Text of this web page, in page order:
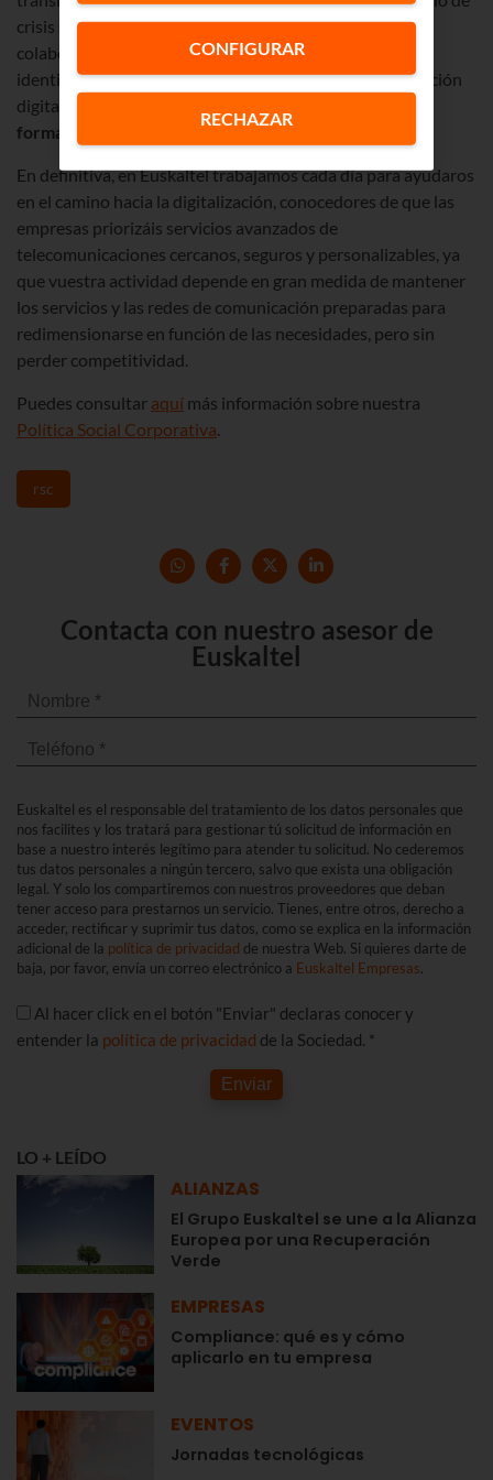
crisis sanitaria en el que la conectividad y el trabajo
colaborativo son esenciales. También colaboraremos en
identificar aquellos temas de interés para la transformación
digital de las empresas participaremos en
formación y encuentrospara los asociados.
En definitiva, en Euskaltel trabajamos cada día para ayudaros
en el camino hacia la digitalización, conocedores de que las
empresas priorizáis servicios avanzados de
telecomunicaciones cercanos, seguros y personalizables, ya
que vuestra actividad depende en gran medida de mantener
los servicios y las redes de comunicación preparadas para
redimensionarse en función de las necesidades, pero sin
perder competitividad.
Puedes consultar aquí más información sobre nuestra
Política Social Corporativa.
rsc
Contacta con nuestro asesor de
Euskaltel
Euskaltel es el responsable del tratamiento de los datos personales que
nos facilites y los tratará para gestionar tú solicitud de información en
base a nuestro interés legítimo para atender tu solicitud. No cederemos
tus datos personales a ningún tercero, salvo que exista una obligación
legal. Y solo los compartiremos con nuestros proveedores que deban
tener acceso para prestarnos un servicio. Tienes, entre otros, derecho a
acceder, rectificar y suprimir tus datos, como se explica en la información
adicional de la política de privacidad de nuestra Web. Si quieres darte de
baja, por favor, envía un correo electrónico a Euskaltel Empresas.
Al hacer click en el botón "Enviar" declaras conocer y
entender la política de privacidad de la Sociedad. *
Enviar
LO + LEÍDO
ALIANZAS
El Grupo Euskaltel se une a la Alianza
Europea por una Recuperación
Verde
EMPRESAS
Compliance: qué es y cómo
aplicarlo en tu empresa
EVENTOS
Jornadas tecnológicas
CONFIGURAR
RECHAZAR